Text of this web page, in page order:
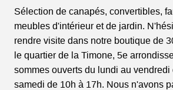
Sélection de canapés, convertibles,
meubles d'intérieur et de jardin.
rendre visite dans notre boutique de
le quartier de la Timone, 5e
sommes ouverts du lundi au vendredi
samedi de 10h à 17h. Nous n'avons